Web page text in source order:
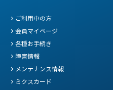
ご利用中の方
会員マイページ
各種お手続き
障害情報
メンテナンス情報
ミクスカード